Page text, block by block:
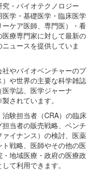
・バイオテクノロジー
医学・基礎医学・臨床医学
ケア医師、専門医）・看
療専門家に対して最新の
ュースを提供していま
やバイオベンチャーのプ
や世界の主要な科学雑誌
医学誌、医学ジャーナ
されています。
験担当者（CRA）の臨床
当者の販売戦略、ベンチ
イナンス）の検討、医薬
戦略、医師やその他の医
地域医療・政府の医療政
て利用できます。